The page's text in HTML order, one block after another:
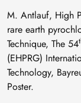
M. Antlauf, High
rare earth
Technique, The 54
(EHPRG)
Technology,
Poster.